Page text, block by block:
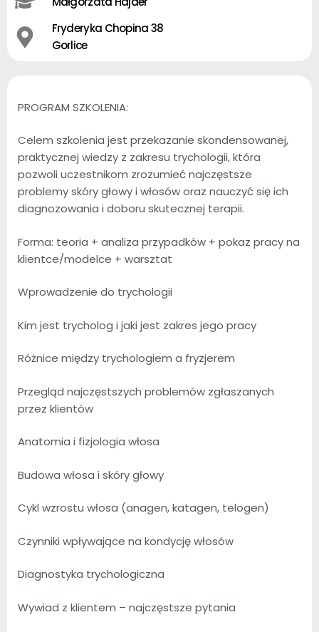
Fryderyka Chopina 38
Gorlice
PROGRAM SZKOLENIA:
Celem szkolenia jest przekazanie skondensowanej,
praktycznej wiedzy z zakresu trychologii, która
pozwoli uczestnikom zrozumieć najczęstsze
problemy skóry głowy i włosów oraz nauczyć się ich
diagnozowania i doboru skutecznej terapii.
Forma: teoria + analiza przypadków + pokaz pracy na
klientce/modelce + warsztat
Wprowadzenie do trychologii
Kim jest trycholog i jaki jest zakres jego pracy
Różnice między trychologiem a fryzjerem
Przegląd najczęstszych problemów zgłaszanych
przez klientów
Anatomia i fizjologia włosa
Budowa włosa i skóry głowy
Cykl wzrostu włosa (anagen, katagen, telogen)
Czynniki wpływające na kondycję włosów
Diagnostyka trychologiczna
Wywiad z klientem – najczęstsze pytania